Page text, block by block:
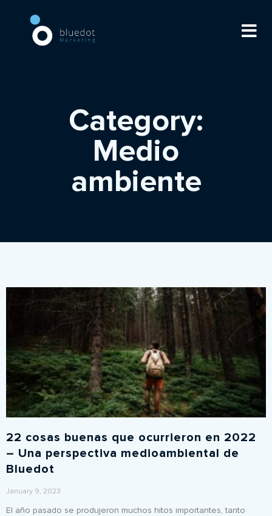
Category:
Medio
ambiente
22 cosas buenas que ocurrieron en 2022
– Una perspectiva medioambiental de
Bluedot
January 9, 2023
El año pasado se produjeron muchos hitos importantes, tanto